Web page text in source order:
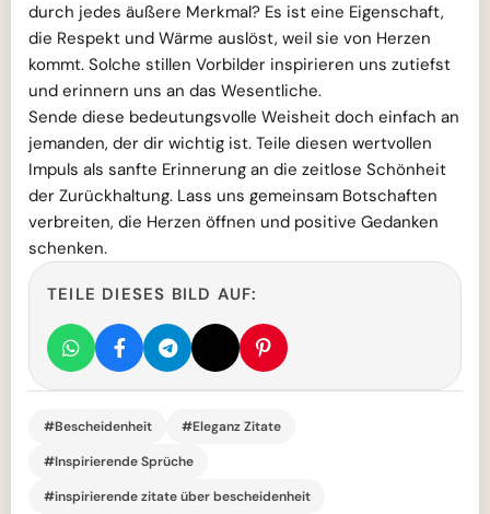
durch jedes äußere Merkmal? Es ist eine Eigenschaft,
die Respekt und Wärme auslöst, weil sie von Herzen
kommt. Solche stillen Vorbilder inspirieren uns zutiefst
und erinnern uns an das Wesentliche.
Sende diese bedeutungsvolle Weisheit doch einfach an
jemanden, der dir wichtig ist. Teile diesen wertvollen
Impuls als sanfte Erinnerung an die zeitlose Schönheit
der Zurückhaltung. Lass uns gemeinsam Botschaften
verbreiten, die Herzen öffnen und positive Gedanken
schenken.
TEILE DIESES BILD AUF:
#Bescheidenheit
#Eleganz Zitate
#Inspirierende Sprüche
#inspirierende zitate über bescheidenheit